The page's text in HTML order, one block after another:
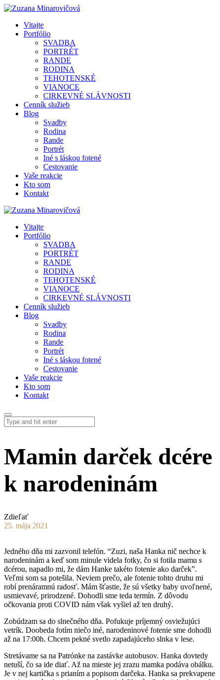
Vitajte
Portfólio
SVADBA
PORTRÉT
RANDE
RODINA
TEHOTENSKÉ
VIANOCE
CIRKEVNÉ SLÁVNOSTI
Cenník služieb
Blog
Svadby
Rodina
Rande
Portrét
Iné s láskou fotené
Cestovanie
Vaše reakcie
Kto som
Kontakt
Vitajte
Portfólio
SVADBA
PORTRÉT
RANDE
RODINA
TEHOTENSKÉ
VIANOCE
CIRKEVNÉ SLÁVNOSTI
Cenník služieb
Blog
Svadby
Rodina
Rande
Portrét
Iné s láskou fotené
Cestovanie
Vaše reakcie
Kto som
Kontakt
Mamin darček dcére
k narodeninám
Zdieľať
25. mája 2021
Jedného dňa mi zazvonil telefón. “Zuzi, naša Hanka nič nechce k
narodeninám a keď som minule videla fotky, čo si fotila mamu s
dcérou, napadlo mi, že dám Hanke takéto fotenie ako darček”.
Veľmi som sa potešila. Neviem prečo, ale fotenie tohto druhu mi
robí prenáramnú radosť. Mám šťastie, že sú všetky baby uvoľnené,
usmievavé, prirodzené. Dohodli sme teda termín. Z dôvodu
očkovania proti COVID nám však vyšiel až ten druhý.
Zobúdzam sa do slnečného dňa. Pofukuje príjemný osviežujúci
vetrík. Doobeda fotím niečo iné, narodeninové fotenie sme dohodli
až na 17:00h. Chcem pekné svetlo zapadajúceho slnka v lese.
Stretávame sa na Patrónke na zastávke autobusov. Hanka dovtedy
netuší, čo sa ide diať. Až na mieste jej zrazu mamka podáva obálku.
Je v nej kartička s prianím a popisom darčeka. Hanka sa prekvapene